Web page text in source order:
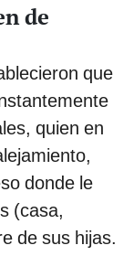
de
que
quien en
donde le
(casa,
de sus hijas.